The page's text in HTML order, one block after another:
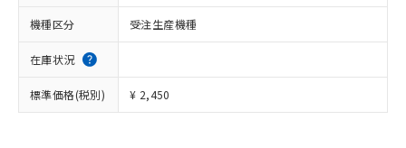
機種区分 受注生産機種
在庫状況
標準価格(税別) ¥ 2,450